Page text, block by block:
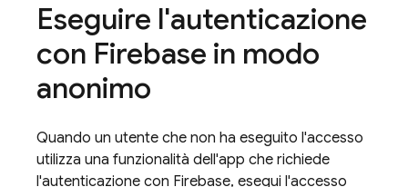
Eseguire l'autenticazione
con Firebase in modo
anonimo
Quando un utente che non ha eseguito l'accesso
utilizza una funzionalità dell'app che richiede
l'autenticazione con Firebase, esegui l'accesso